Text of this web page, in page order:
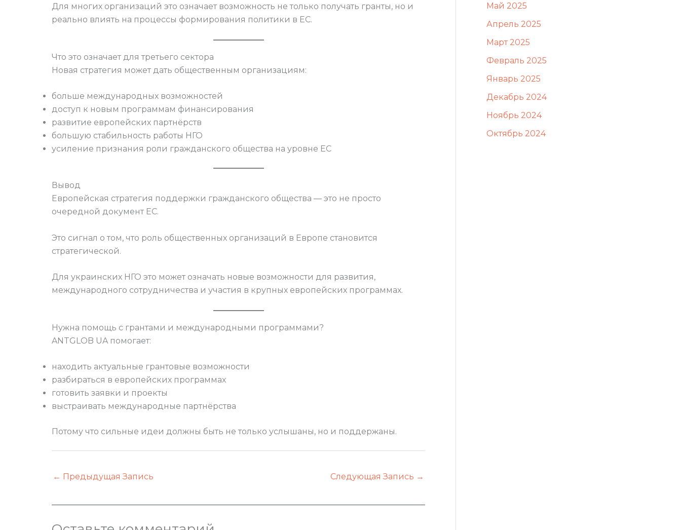
Для многих организаций это означает возможность не только получать гранты, но и
реально влиять на процессы формирования политики в ЕС.
Что это означает для третьего сектора
Новая стратегия может дать общественным организациям:
больше международных возможностей
доступ к новым программам финансирования
развитие европейских партнёрств
большую стабильность работы НГО
усиление признания роли гражданского общества на уровне ЕС
Вывод
Европейская стратегия поддержки гражданского общества — это не просто
очередной документ ЕС.
Это сигнал о том, что роль общественных организаций в Европе становится
стратегической.
Для украинских НГО это может означать новые возможности для развития,
международного сотрудничества и участия в крупных европейских программах.
Нужна помощь с грантами и международными программами?
ANTGLOB UA помогает:
находить актуальные грантовые возможности
разбираться в европейских программах
готовить заявки и проекты
выстраивать международные партнёрства
Потому что сильные идеи должны быть не только услышаны, но и поддержаны.
← Предыдущая Запись Следующая Запись →
Май 2025
Апрель 2025
Март 2025
Февраль 2025
Январь 2025
Декабрь 2024
Ноябрь 2024
Октябрь 2024